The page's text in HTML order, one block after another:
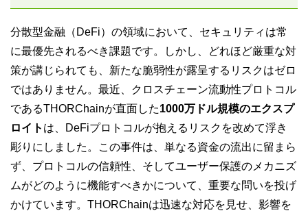
分散型金融（DeFi）の領域において、セキュリティは常
に最優先されるべき課題です。しかし、どれほど厳重な対
策が講じられても、新たな脆弱性が露呈するリスクはゼロ
ではありません。最近、クロスチェーン流動性プロトコル
であるTHORChainが直面した1000万ドル規模のエクスプ
ロイト は、DeFiプロトコルが抱えるリスクを改めて浮き
彫りにしました。この事件は、単なる資金の流出に留まら
ず、プロトコルの信頼性、そしてユーザー保護のメカニズ
ムがどのように機能すべきかについて、重要な問いを投げ
かけています。THORChainは迅速な対応を見せ、影響を